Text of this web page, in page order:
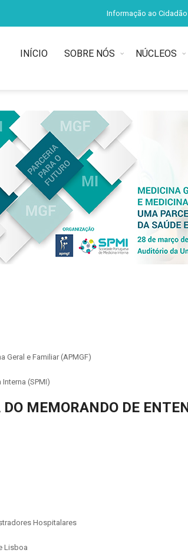
Informação ao Cidadão
INÍCIO SOBRE NÓS NÚCLEOS
Geral e Familiar (APMGF)
(SPMI)
MEMORANDO DE
Hospitalares
Lisboa